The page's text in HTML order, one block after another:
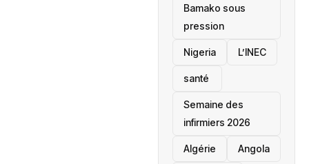
Bamako sous
pression
‎Nigeria L’INEC
santé ‎
Semaine des
infirmiers 2026
‎Algérie Angola